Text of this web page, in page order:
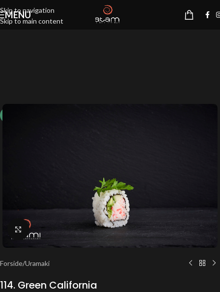
Skip to navigation
Skip to main content
MENU
Klik for at forstørre
Forside/Uramaki
114. Green California